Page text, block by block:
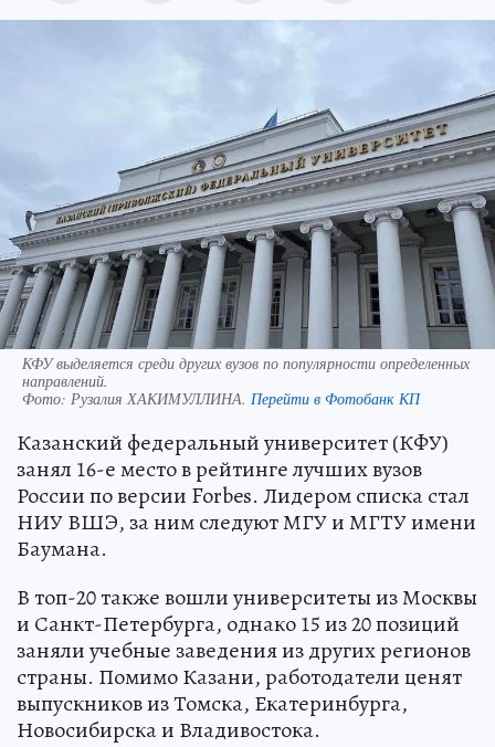
КФУ выделяется среди других вузов по популярности определенных
направлений.
Фото: Рузалия ХАКИМУЛЛИНА. Перейти в Фотобанк КП
Казанский федеральный университет (КФУ)
занял 16-е место в рейтинге лучших вузов
России по версии Forbes. Лидером списка стал
НИУ ВШЭ, за ним следуют МГУ и МГТУ имени
Баумана.
В топ-20 также вошли университеты из Москвы
и Санкт-Петербурга, однако 15 из 20 позиций
заняли учебные заведения из других регионов
страны. Помимо Казани, работодатели ценят
выпускников из Томска, Екатеринбурга,
Новосибирска и Владивостока.